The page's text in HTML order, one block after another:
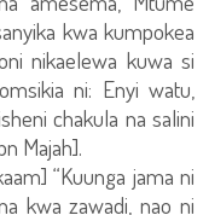
kwa kumpokea
nikaelewa kuwa si
ni: Enyi watu,
chakula na salini
Majah].
“Kuunga jama ni
kwa zawadi, nao ni